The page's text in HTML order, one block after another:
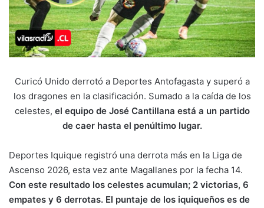
Curicó Unido derrotó a Deportes Antofagasta y superó a
los dragones en la clasificación. Sumado a la caída de los
celestes, el equipo de José Cantillana está a un partido
de caer hasta el penúltimo lugar.
Deportes Iquique registró una derrota más en la Liga de
Ascenso 2026, esta vez ante Magallanes por la fecha 14.
Con este resultado los celestes acumulan; 2 victorias, 6
empates y 6 derrotas. El puntaje de los iquiqueños es de